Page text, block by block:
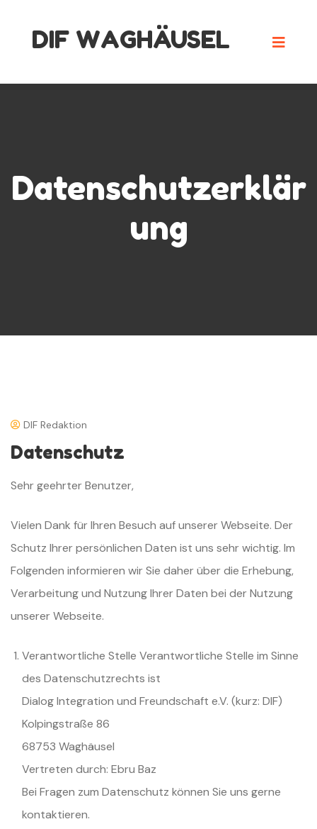
DIF WAGHÄUSEL
Datenschutzerklär
ung
DIF Redaktion
Datenschutz
Sehr geehrter Benutzer,
Vielen Dank für Ihren Besuch auf unserer Webseite. Der
Schutz Ihrer persönlichen Daten ist uns sehr wichtig. Im
Folgenden informieren wir Sie daher über die Erhebung,
Verarbeitung und Nutzung Ihrer Daten bei der Nutzung
unserer Webseite.
Verantwortliche Stelle Verantwortliche Stelle im Sinne
des Datenschutzrechts ist
Dialog Integration und Freundschaft e.V. (kurz: DIF)
Kolpingstraße 86
68753 Waghäusel
Vertreten durch: Ebru Baz
Bei Fragen zum Datenschutz können Sie uns gerne
kontaktieren.